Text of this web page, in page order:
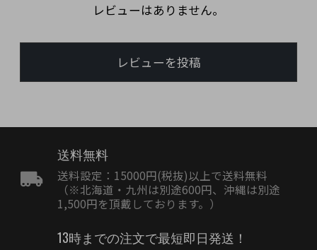
レビューはありません。
レビューを投稿
送料無料
送料設定：15000円(税抜)以上で送料無料
（※北海道・九州は別途600円、沖縄は別途
1,500円を頂戴しております。）
13時までの注文で最短即日発送！